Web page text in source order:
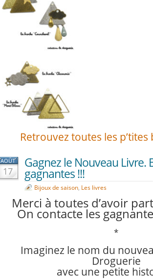
Retrouvez toutes les p’tites
AOÛT
17
Gagnez le Nouveau Livre.
gagnantes !!!
Bijoux de saison, Les livres
Merci à toutes d’avoir
On contacte les
*
Imaginez le nom du
Droguerie
avec une petite